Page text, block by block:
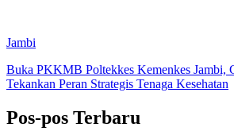
Jambi
Buka PKKMB Poltekkes Kemenkes Jambi,
Tekankan Peran Strategis Tenaga Kesehatan
Pos-pos Terbaru